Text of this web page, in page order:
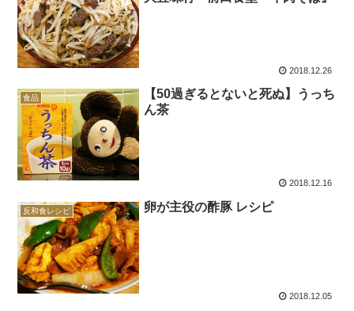
2018.12.26
食品
【50過ぎるとないと死ぬ】うっち
ん茶
2018.12.16
反和食レシピ 卵が主役の酢豚 レシピ
2018.12.05